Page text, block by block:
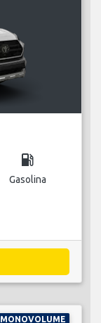
local_gas_station
Gasolina
MONOVOLUME